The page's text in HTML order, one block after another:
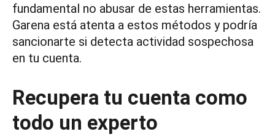
fundamental no abusar de estas herramientas.
Garena está atenta a estos métodos y podría
sancionarte si detecta actividad sospechosa
en tu cuenta.
Recupera tu cuenta como
todo un experto